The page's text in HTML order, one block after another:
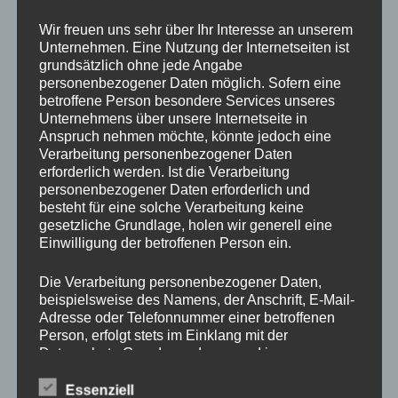
In diesem zweitägigen Kurs zeig ich Euch die Basics des
drechseln in Längs und Querholz.
Ihr werdet den richtigen Umgang mit der Drehbank und mit
den verschiedenen Spannvorrichtungen lernen. Auch das
Verwenden der Drechseleisen und deren Schärfen werden
wir uns ansehen.
Da in diesem Kurs nur Platz für 2 Schüler ist, bitte schnell
per E-Mail office@drechslerei-spitzbart.a anmelden.
Die Kurskosten belaufen sich auf nur€ 350. – inkl. Ust. / pro
Person
Kurszeiten sind an beiden Tagen von 8 Uhr bis 18 Uhr.
Maschinen und Werkzeug.
Wir freuen uns sehr über Ihr Interesse an unserem
Unternehmen. Eine Nutzung der Internetseiten ist
grundsätzlich ohne jede Angabe
personenbezogener Daten möglich. Sofern eine
betroffene Person besondere Services unseres
Unternehmens über unsere Internetseite in
Anspruch nehmen möchte, könnte jedoch eine
Verarbeitung personenbezogener Daten
erforderlich werden. Ist die Verarbeitung
personenbezogener Daten erforderlich und
besteht für eine solche Verarbeitung keine
gesetzliche Grundlage, holen wir generell eine
Einwilligung der betroffenen Person ein.
Die Verarbeitung personenbezogener Daten,
beispielsweise des Namens, der Anschrift, E-Mail-
Adresse oder Telefonnummer einer betroffenen
Person, erfolgt stets im Einklang mit der
Datenschutz-Grundverordnung und in
landesspezifischen Datenschutzbestimmungen.
Essenziell